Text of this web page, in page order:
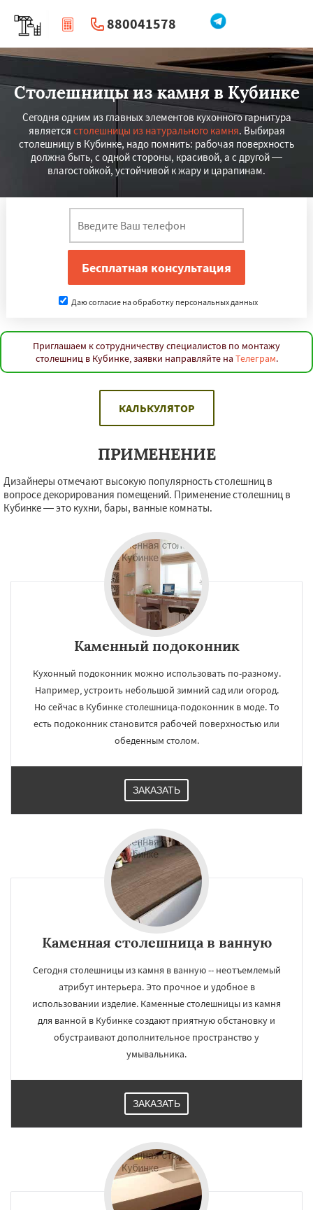
880041578
| Перезвоните мне
Столешницы из камня в Кубинке
Сегодня одним из главных элементов кухонного гарнитура
является столешницы из натурального камня. Выбирая
столешницу в Кубинке, надо помнить: рабочая поверхность
должна быть, с одной стороны, красивой, а с другой —
влагостойкой, устойчивой к жару и царапинам.
Даю согласие на обработку персональных данных
Приглашаем к сотрудничеству специалистов по монтажу
столешниц в Кубинке, заявки направляйте на Телеграм.
КАЛЬКУЛЯТОР
ПРИМЕНЕНИЕ
Дизайнеры отмечают высокую популярность столешниц в
вопросе декорирования помещений. Применение столешниц в
Кубинке — это кухни, бары, ванные комнаты.
Каменный подоконник
Кухонный подоконник можно использовать по-разному.
Например, устроить небольшой зимний сад или огород.
Но сейчас в Кубинке столешница-подоконник в моде. То
есть подоконник становится рабочей поверхностью или
обеденным столом.
ЗАКАЗАТЬ
Каменная столешница в ванную
Сегодня столешницы из камня в ванную -- неотъемлемый
атрибут интерьера. Это прочное и удобное в
использовании изделие. Каменные столешницы из камня
для ванной в Кубинке создают приятную обстановку и
обустраивают дополнительное пространство у
умывальника.
ЗАКАЗАТЬ